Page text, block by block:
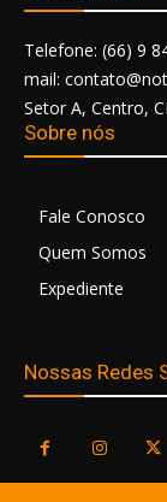
Telefone: (66) 9
mail:
Setor A, Centro,
Sobre nós
Fale Conosco
Quem Somos
Expediente
Nossas Redes